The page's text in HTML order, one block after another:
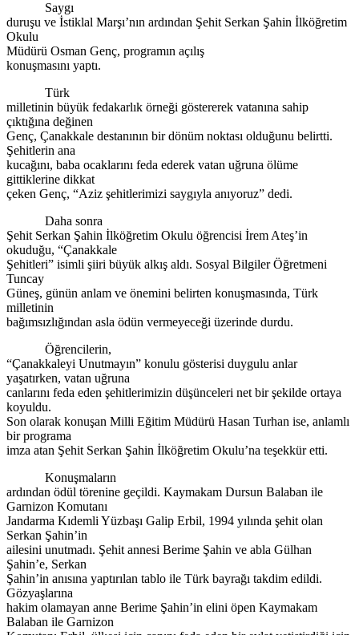
Saygı
duruşu ve İstiklal Marşı’nın ardından Şehit Serkan Şahin İlköğretim
Okulu
Müdürü Osman Genç, programın açılış
konuşmasını yaptı.
Türk
milletinin büyük fedakarlık örneği göstererek vatanına sahip
çıktığına değinen
Genç, Çanakkale destanının bir dönüm noktası olduğunu belirtti.
Şehitlerin ana
kucağını, baba ocaklarını feda ederek vatan uğruna ölüme
gittiklerine dikkat
çeken Genç, “Aziz şehitlerimizi saygıyla anıyoruz” dedi.
Daha sonra
Şehit Serkan Şahin İlköğretim Okulu öğrencisi İrem Ateş’in
okuduğu, “Çanakkale
Şehitleri” isimli şiiri büyük alkış aldı. Sosyal Bilgiler Öğretmeni
Tuncay
Güneş, günün anlam ve önemini belirten konuşmasında, Türk
milletinin
bağımsızlığından asla ödün vermeyeceği üzerinde durdu.
Öğrencilerin,
“Çanakkaleyi Unutmayın” konulu gösterisi duygulu anlar
yaşatırken, vatan uğruna
canlarını feda eden şehitlerimizin düşünceleri net bir şekilde ortaya
koyuldu.
Son olarak konuşan Milli Eğitim Müdürü Hasan Turhan ise, anlamlı
bir programa
imza atan Şehit Serkan Şahin İlköğretim Okulu’na teşekkür etti.
Konuşmaların
ardından ödül törenine geçildi. Kaymakam Dursun Balaban ile
Garnizon Komutanı
Jandarma Kıdemli Yüzbaşı Galip Erbil, 1994 yılında şehit olan
Serkan Şahin’in
ailesini unutmadı. Şehit annesi Berime Şahin ve abla Gülhan
Şahin’e, Serkan
Şahin’in anısına yaptırılan tablo ile Türk bayrağı takdim edildi.
Gözyaşlarına
hakim olamayan anne Berime Şahin’in elini öpen Kaymakam
Balaban ile Garnizon